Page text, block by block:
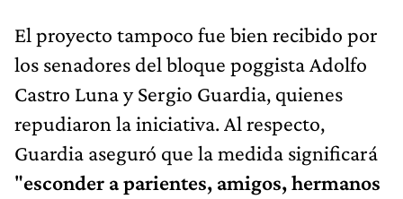
El proyecto tampoco fue bien recibido por
los senadores del bloque poggista Adolfo
Castro Luna y Sergio Guardia, quienes
repudiaron la iniciativa. Al respecto,
Guardia aseguró que la medida significará
"esconder a parientes, amigos, hermanos